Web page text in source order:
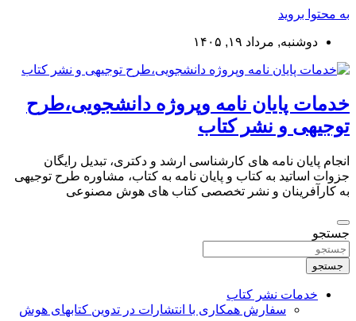
به محتوا بروید
دوشنبه, مرداد ۱۹, ۱۴۰۵
خدمات پایان نامه وپروژه دانشجویی،طرح
توجیهی و نشر کتاب
انجام پایان نامه های کارشناسی ارشد و دکتری، تبدیل رایگان
جزوات اساتید به کتاب و پایان نامه به کتاب، مشاوره طرح توجیهی
به کارآفرینان و نشر تخصصی کتاب های هوش مصنوعی
جستجو
جستجو
خدمات نشر کتاب
سفارش همکاری با انتشارات در تدوین کتابهای هوش